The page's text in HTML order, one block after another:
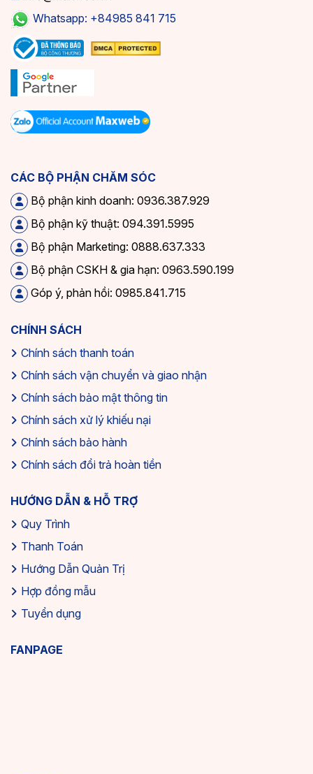
Whatsapp: +84985 841 715
CÁC BỘ PHẬN CHĂM SÓC
Bộ phận kinh doanh: 0936.387.929
Bộ phận kỹ thuật: 094.391.5995
Bộ phận Marketing: 0888.637.333
Bộ phận CSKH & gia hạn: 0963.590.199
Góp ý, phản hồi: 0985.841.715
CHÍNH SÁCH
Chính sách thanh toán
Chính sách vận chuyển và giao nhận
Chính sách bảo mật thông tin
Chính sách xử lý khiếu nại
Chính sách bảo hành
Chính sách đổi trả hoàn tiền
HƯỚNG DẪN & HỖ TRỢ
Quy Trình
Thanh Toán
Hướng Dẫn Quản Trị
Hợp đồng mẫu
Tuyển dụng
FANPAGE